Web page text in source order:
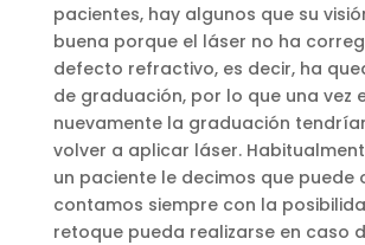
pacientes, hay algunos que su
buena porque el láser no ha
defecto refractivo, es decir, ha
de graduación, por lo que una vez
nuevamente la graduación
volver a aplicar láser.
un paciente le decimos que puede
contamos siempre con la
retoque pueda realizarse en caso